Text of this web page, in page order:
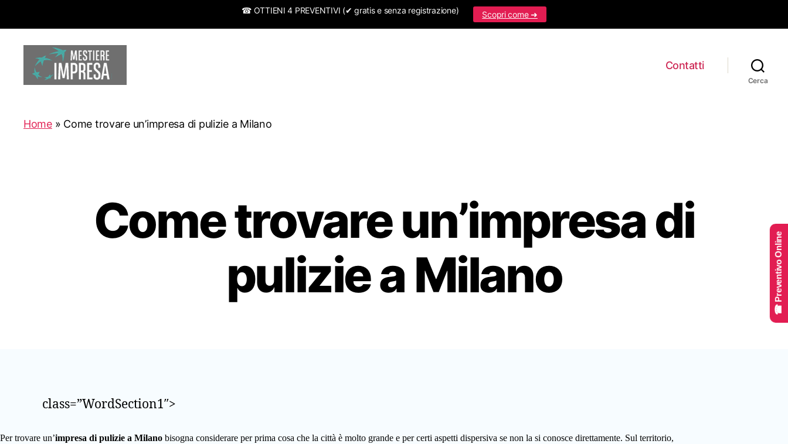
☎ OTTIENI 4 PREVENTIVI (✔ gratis e senza registrazione) Scopri come ➜
Contatti
Cerca
Home» Come trovare un’impresa di pulizie a Milano
Come trovare un’impresa di
pulizie a Milano
class=”WordSection1″>
Per trovare un’impresa di pulizie a Milano bisogna considerare per prima cosa che la città è molto grande e per certi aspetti dispersiva se non la si conosce direttamente. Sul territorio,
☎ Preventivo Online